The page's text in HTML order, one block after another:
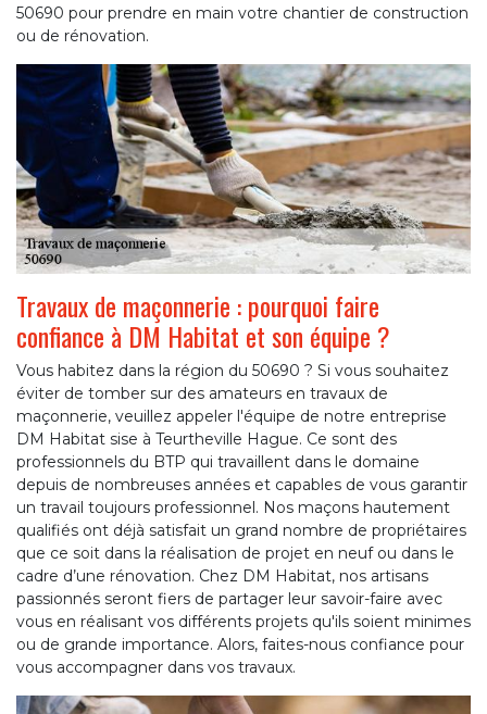
50690 pour prendre en main votre chantier de construction
ou de rénovation.
Travaux de maçonnerie : pourquoi faire
confiance à DM Habitat et son équipe ?
Vous habitez dans la région du 50690 ? Si vous souhaitez
éviter de tomber sur des amateurs en travaux de
maçonnerie, veuillez appeler l'équipe de notre entreprise
DM Habitat sise à Teurtheville Hague. Ce sont des
professionnels du BTP qui travaillent dans le domaine
depuis de nombreuses années et capables de vous garantir
un travail toujours professionnel. Nos maçons hautement
qualifiés ont déjà satisfait un grand nombre de propriétaires
que ce soit dans la réalisation de projet en neuf ou dans le
cadre d’une rénovation. Chez DM Habitat, nos artisans
passionnés seront fiers de partager leur savoir-faire avec
vous en réalisant vos différents projets qu'ils soient minimes
ou de grande importance. Alors, faites-nous confiance pour
vous accompagner dans vos travaux.